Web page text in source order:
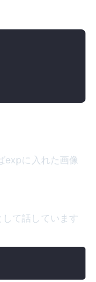
expに入れた画像
て話しています